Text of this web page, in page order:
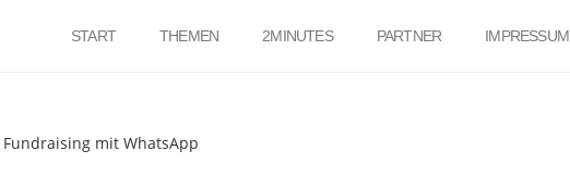
START THEMEN 2MINUTES PARTNER IMPRESSUM